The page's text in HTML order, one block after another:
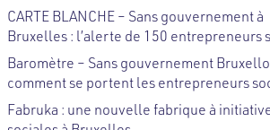
CARTE BLANCHE – Sans gouvernement à
Bruxelles : l’alerte de 150 entrepreneurs
Baromètre – Sans gouvernement
comment se portent les entrepreneurs
Fabruka : une nouvelle fabrique à